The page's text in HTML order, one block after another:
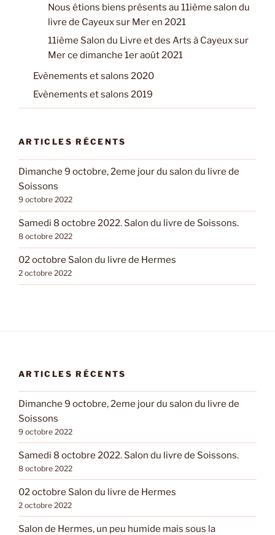
Nous étions biens présents au 11ième salon du
livre de Cayeux sur Mer en 2021
11ième Salon du Livre et des Arts à Cayeux sur
Mer ce dimanche 1er août 2021
Evènements et salons 2020
Evènements et salons 2019
ARTICLES RÉCENTS
Dimanche 9 octobre, 2eme jour du salon du livre de
Soissons
9 octobre 2022
Samedi 8 octobre 2022. Salon du livre de Soissons.
8 octobre 2022
02 octobre Salon du livre de Hermes
2 octobre 2022
ARTICLES RÉCENTS
Dimanche 9 octobre, 2eme jour du salon du livre de
Soissons
9 octobre 2022
Samedi 8 octobre 2022. Salon du livre de Soissons.
8 octobre 2022
02 octobre Salon du livre de Hermes
2 octobre 2022
Salon de Hermes, un peu humide mais sous la